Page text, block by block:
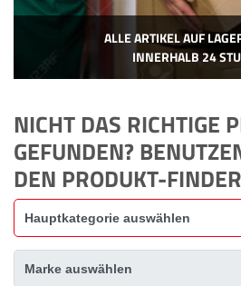
ALLE ARTIKEL AUF
INNERHALB 24
NICHT DAS RICHTIGE
GEFUNDEN?
DEN PRODUKT-FINDER